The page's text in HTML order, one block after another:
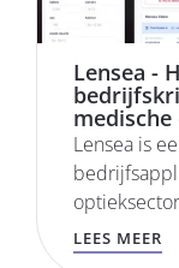
Lensea -
medische
Lensea is
LEES MEER